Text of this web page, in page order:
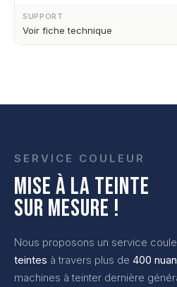
SUPPORT
Voir fiche technique
SERVICE COULEUR
MISE À LA TEINTE
SUR MESURE !
Nous proposons un service
teintes à travers plus de 400
machines à teinter dernière